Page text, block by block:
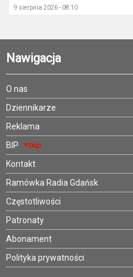
9 sierpnia 2026 - 08:10
Nawigacja
O nas
Dziennikarze
Reklama
BIP
Kontakt
Ramówka Radia Gdańsk
Częstotliwości
Patronaty
Abonament
Polityka prywatności